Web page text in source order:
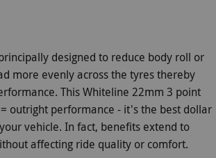
designed to reduce body roll or
more evenly across the tyres thereby
This Whiteline 22mm 3 point
outright performance - it's the best dollar
vehicle. In fact, benefits extend to
affecting ride quality or comfort.